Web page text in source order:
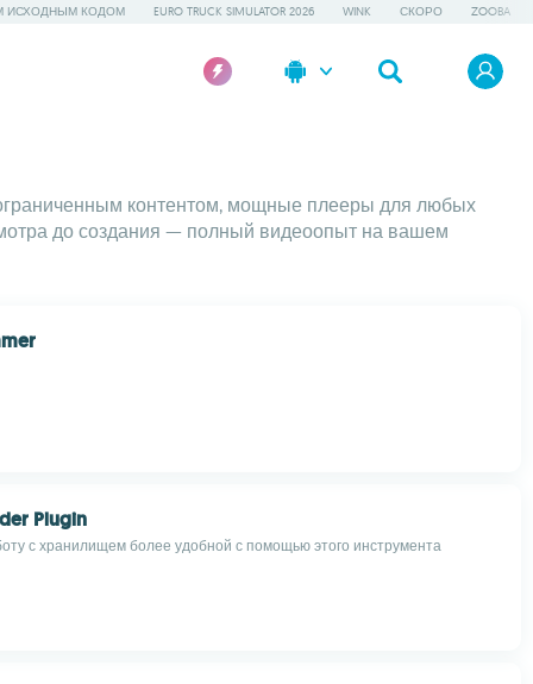
ИСХОДНЫМ КОДОМ EURO TRUCK SIMULATOR 2026 WINK СКОРО ZOOBA
контентом, мощные плееры для любых
до создания — полный видеоопыт на вашем
Plugin
с хранилищем более удобной с помощью этого инструмента